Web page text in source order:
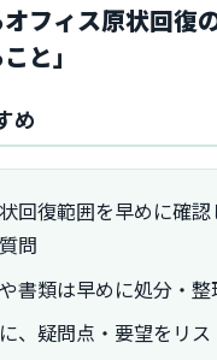
フィス原状回復
と」
め
回復範囲を早めに確認
問
書類は早めに処分・整
、疑問点・要望をリス